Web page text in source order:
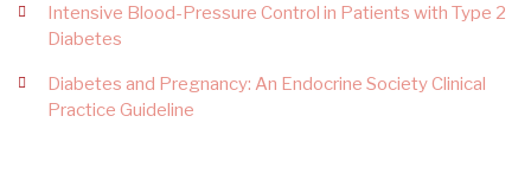
Intensive Blood-Pressure Control in Patients with Type 2
Diabetes
Diabetes and Pregnancy: An Endocrine Society Clinical
Practice Guideline